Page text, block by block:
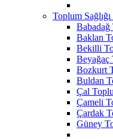
Toplum
Babadağ
Baklan
Bekilli
Beyağaç
Bozkurt
Buldan
Çal
Çameli
Çardak
Güney